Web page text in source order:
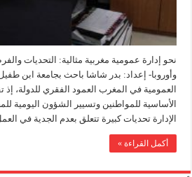
نحو إدارة عمومية مغربية مثالية: التحديات
وأوروبا- إعداد: بدر شاشا باحث بجامعة ابن طفيل
العمومية في المغرب العمود الفقري للدولة، إذ
الأساسية للمواطنين وتسيير الشؤون اليومية
الإدارة تحديات كبيرة تتعلق بعدم الجدية في
أكمل القراءة »